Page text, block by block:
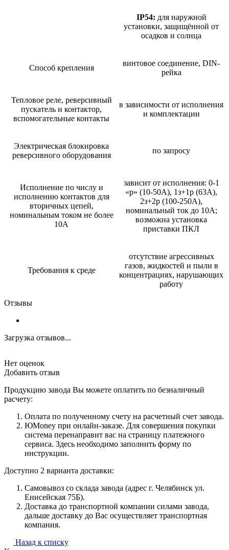
IP54: для наружной
установки, защищённой от
осадков и солнца
Способ крепления
винтовое соединение, DIN-
рейка
Тепловое реле, реверсивный
пускатель и контактор,
вспомогательные контакты
в зависимости от исполнения
и комплектации
Электрическая блокировка
реверсивного оборудования
по запросу
Исполнение по числу и
исполнению контактов для
вторичных цепей,
номинальным током не более
10А
зависит от исполнения: 0-1
«р» (10-50А), 1з+1р (63А),
2з+2р (100-250А),
номинальный ток до 10А;
возможна установка
приставки ПКЛ
Требования к среде
отсутствие агрессивных
газов, жидкостей и пыли в
концентрациях, нарушающих
работу
Отзывы
Загрузка отзывов...
Нет оценок
Добавить отзыв
Продукцию завода Вы можете оплатить по безналичный
расчету:
Оплата по полученному счету на расчетный счет завода.
ЮMoney при онлайн-заказе. Для совершения покупки
система перенаправит вас на страницу платежного
сервиса. Здесь необходимо заполнить форму по
инструкции.
Доступно 2 варианта доставки:
Самовывоз со склада завода (адрес г. Челябинск ул.
Енисейская 75Б).
Доставка до транспортной компании силами завода,
дальше доставку до Вас осуществляет транспортная
компания.
Назад к списку